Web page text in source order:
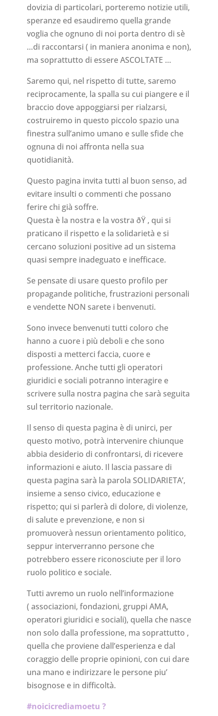
dovizia di particolari, porteremo notizie utili,
speranze ed esaudiremo quella grande
voglia che ognuno di noi porta dentro di sè
…di raccontarsi ( in maniera anonima e non),
ma soprattutto di essere ASCOLTATE …
Saremo qui, nel rispetto di tutte, saremo
reciprocamente, la spalla su cui piangere e il
braccio dove appoggiarsi per rialzarsi,
costruiremo in questo piccolo spazio una
finestra sull’animo umano e sulle sfide che
ognuna di noi affronta nella sua
quotidianità.
Questo pagina invita tutti al buon senso, ad
evitare insulti o commenti che possano
ferire chi già soffre.
Questa è la nostra e la vostra ðŸ , qui si
praticano il rispetto e la solidarietà e si
cercano soluzioni positive ad un sistema
quasi sempre inadeguato e inefficace.
Se pensate di usare questo profilo per
propagande politiche, frustrazioni personali
e vendette NON sarete i benvenuti.
Sono invece benvenuti tutti coloro che
hanno a cuore i più deboli e che sono
disposti a metterci faccia, cuore e
professione. Anche tutti gli operatori
giuridici e sociali potranno interagire e
scrivere sulla nostra pagina che sarà seguita
sul territorio nazionale.
Il senso di questa pagina è di unirci, per
questo motivo, potrà intervenire chiunque
abbia desiderio di confrontarsi, di ricevere
informazioni e aiuto. Il lascia passare di
questa pagina sarà la parola SOLIDARIETA’,
insieme a senso civico, educazione e
rispetto; qui si parlerà di dolore, di violenze,
di salute e prevenzione, e non si
promuoverà nessun orientamento politico,
seppur interverranno persone che
potrebbero essere riconosciute per il loro
ruolo politico e sociale.
Tutti avremo un ruolo nell’informazione
( associazioni, fondazioni, gruppi AMA,
operatori giuridici e sociali), quella che nasce
non solo dalla professione, ma soprattutto ,
quella che proviene dall’esperienza e dal
coraggio delle proprie opinioni, con cui dare
una mano e indirizzare le persone piu’
bisognose e in difficoltà.
#noicicrediamoetu ?